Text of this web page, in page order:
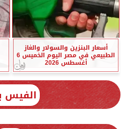
أسعار البنزين والسولار والغاز
الطبيعي في مصر اليوم الخميس 6
أغسطس 2026
الفيس